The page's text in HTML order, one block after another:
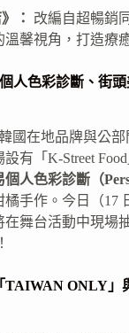
：
改編自超暢銷
馨視角，打造療
人色彩診斷、街
國在地品牌與公
有「K-Street
個人色彩診斷（
手作。今日（17
在舞台活動中現場
TAIWAN ONLY」